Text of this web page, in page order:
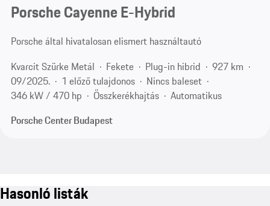
Porsche Cayenne E-Hybrid
Porsche által hivatalosan elismert használtautó
Kvarcit Szürke Metál
Fekete Plug-in hibrid
927 km
09/2025.
1 előző tulajdonos
Nincs baleset
346 kW / 470 hp
Összkerékhajtás
Automatikus
Porsche Center Budapest
Hasonló listák